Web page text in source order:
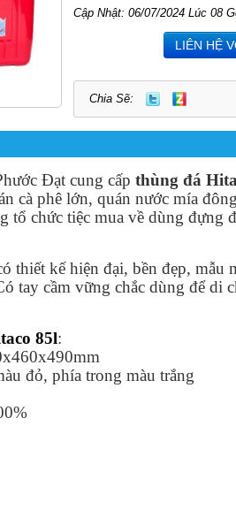
Cập Nhật: 06/07/2024 Lúc 08
LIÊN HỆ
Chia Sẽ:
Đạt cung cấp thùng đá
cà phê lớn, quán nước mía
tổ chức tiệc mua về dùng đựng
thiết kế hiện đại, bền đẹp, mẫu
tay cầm vững chắc dùng để di
85l:
đỏ, phía trong màu trắng